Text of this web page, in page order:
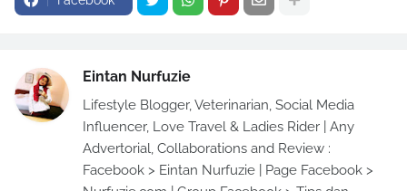
Eintan Nurfuzie
Lifestyle Blogger, Veterinarian, Social Media
Influencer, Love Travel & Ladies Rider | Any
Advertorial, Collaborations and Review :
Facebook > Eintan Nurfuzie | Page Facebook >